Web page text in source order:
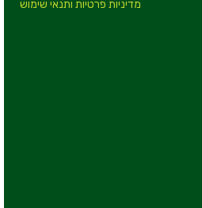
מדיניות פרטיות ותנאי שימוש